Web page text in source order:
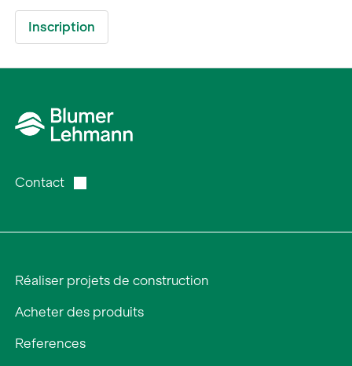
Contact
Réaliser projets de construction
Acheter des produits
References